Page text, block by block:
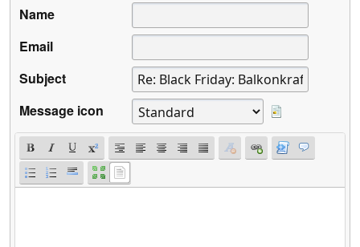
Name
Email
Subject
Message icon